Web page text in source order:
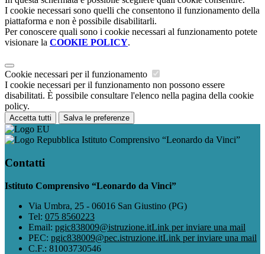
I cookie necessari sono quelli che consentono il funzionamento della
piattaforma e non è possibile disabilitarli.
Per conoscere quali sono i cookie necessari al funzionamento potete
visionare la COOKIE POLICY.
Cookie necessari per il funzionamento
I cookie necessari per il funzionamento non possono essere
disabilitati. È possibile consultare l'elenco nella pagina della cookie
policy.
Accetta tutti Salva le preferenze
Istituto Comprensivo “Leonardo da Vinci”
Contatti
Istituto Comprensivo “Leonardo da Vinci”
Via Umbra, 25 - 06016 San Giustino (PG)
Tel: 075 8560223
Email: pgic838009@istruzione.itLink per inviare una mail
PEC: pgic838009@pec.istruzione.itLink per inviare una mail
C.F.: 81003730546